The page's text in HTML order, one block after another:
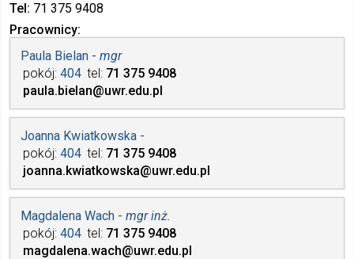
Tel 71 375 9408
Pracownicy
Paula Bielan - mgr
pokój 404 tel 71 375 9408
paula.bielan@uwr.edu.pl
Joanna Kwiatkowska -
pokój 404 tel 71 375 9408
joanna.kwiatkowska@uwr.edu.pl
Magdalena Wach - mgr inż.
pokój 404 tel 71 375 9408
magdalena.wach@uwr.edu.pl